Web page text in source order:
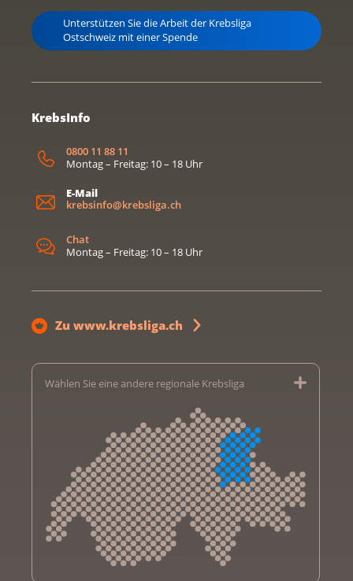
Unterstützen Sie die Arbeit der Krebsliga
Ostschweiz mit einer Spende
KrebsInfo
0800 11 88 11
Montag – Freitag: 10 – 18 Uhr
E-Mail
krebsinfo@krebsliga.ch
Chat
Montag – Freitag: 10 – 18 Uhr
Zu www.krebsliga.ch
Wählen Sie eine andere regionale Krebsliga